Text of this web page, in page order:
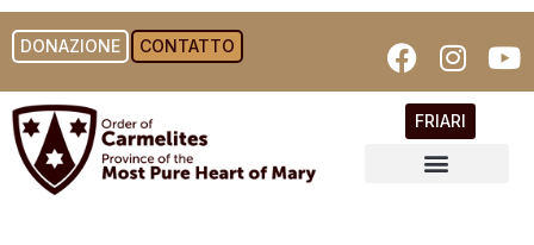
DONAZIONE CONTATTO
FRIARI